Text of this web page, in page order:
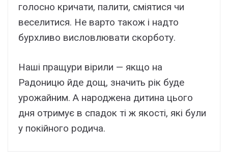
голосно кричати, палити, сміятися чи
веселитися. Не варто також і надто
бурхливо висловлювати скорботу.
Наші пращури вірили — якщо на
Радоницю йде дощ, значить рік буде
урожайним. А народжена дитина цього
дня отримує в спадок ті ж якості, які були
у покійного родича.